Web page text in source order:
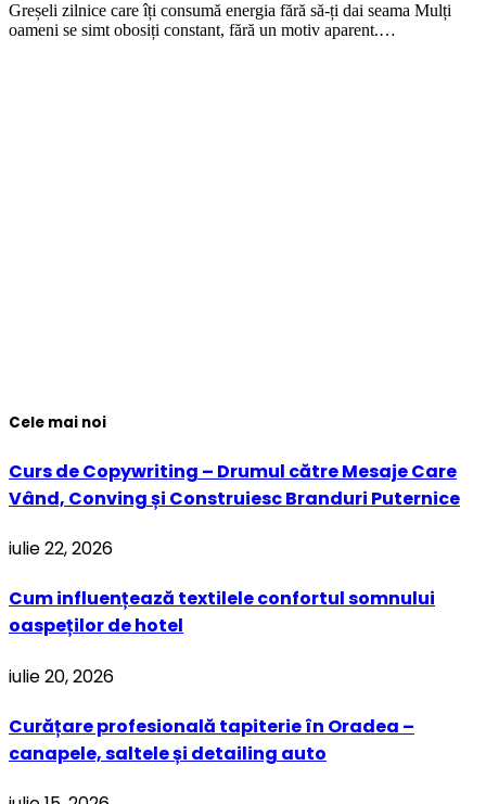
Greșeli zilnice care îți consumă energia fără să-ți dai seama Mulți
oameni se simt obosiți constant, fără un motiv aparent.…
Cele mai noi
Curs de Copywriting – Drumul către Mesaje Care
Vând, Conving și Construiesc Branduri Puternice
iulie 22, 2026
Cum influențează textilele confortul somnului
oaspeților de hotel
iulie 20, 2026
Curățare profesională tapiterie în Oradea –
canapele, saltele și detailing auto